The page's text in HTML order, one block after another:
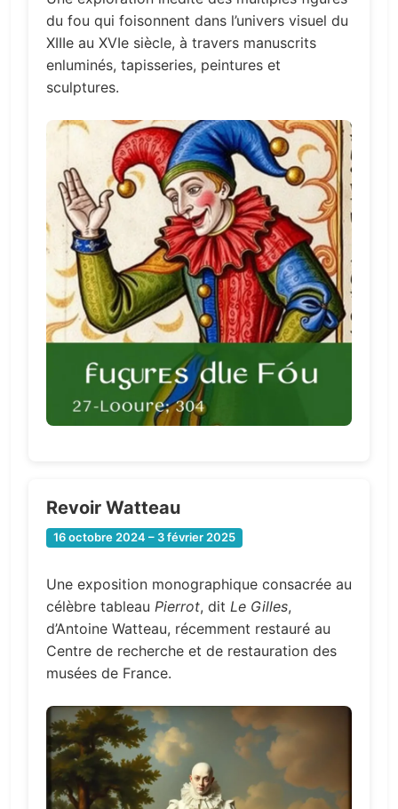
du fou qui foisonnent dans l’univers visuel du
XIIIe au XVIe siècle, à travers manuscrits
enluminés, tapisseries, peintures et
sculptures.
Revoir Watteau
16 octobre 2024 – 3 février 2025
Une exposition monographique consacrée au
célèbre tableau Pierrot, dit Le Gilles,
d’Antoine Watteau, récemment restauré au
Centre de recherche et de restauration des
musées de France.